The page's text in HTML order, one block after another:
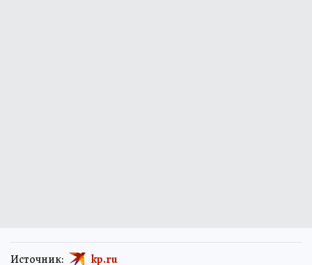
Источник: kp.ru